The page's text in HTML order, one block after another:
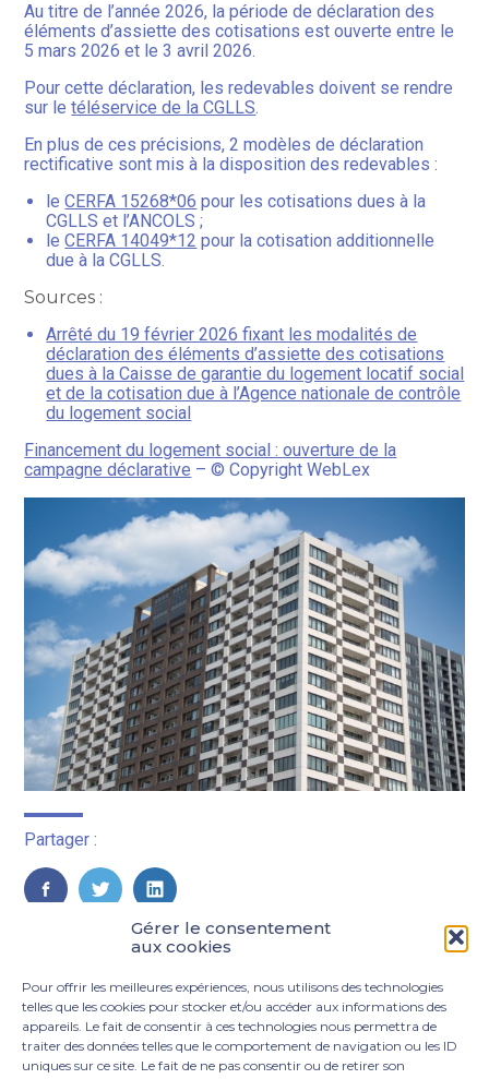
Gérer le consentement
aux cookies
Pour offrir les meilleures expériences, nous utilisons des technologies
telles que les cookies pour stocker et/ou accéder aux informations des
appareils. Le fait de consentir à ces technologies nous permettra de
traiter des données telles que le comportement de navigation ou les ID
uniques sur ce site. Le fait de ne pas consentir ou de retirer son
Au titre de l’année 2026, la période de déclaration des
éléments d’assiette des cotisations est ouverte entre le
5 mars 2026 et le 3 avril 2026.
Pour cette déclaration, les redevables doivent se rendre
sur letéléservice de la CGLLS.
En plus de ces précisions, 2 modèles de déclaration
rectificative sont mis à la disposition des redevables :
leCERFA 15268*06 pour les cotisations dues à la
CGLLS et l’ANCOLS ;
leCERFA 14049*12 pour la cotisation additionnelle
due à la CGLLS.
Sources :
Arrêté du 19 février 2026 fixant les modalités de
déclaration des éléments d’assiette des cotisations
dues à la Caisse de garantie du logement locatif social
et de la cotisation due à l’Agence nationale de contrôle
du logement social
Financement du logement social : ouverture de la
campagne déclarative – © Copyright WebLex
Partager :
FaceBook
TwitterLinkedIn